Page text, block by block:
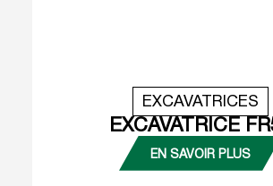
EXCAVATRICES
EXCAVATRICE
EN SAVOIR PLUS